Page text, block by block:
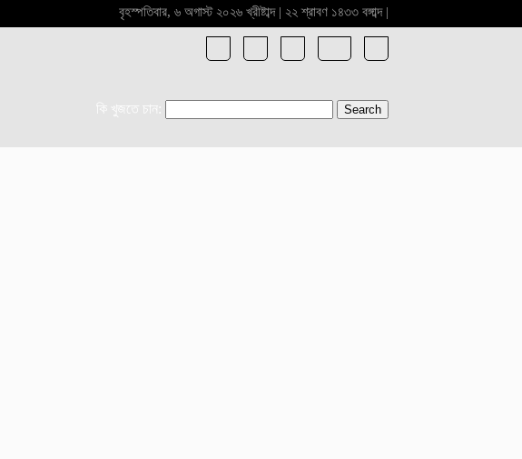
বৃহস্পতিবার, ৬ অগাস্ট ২০২৬ খ্রীষ্টাব্দ | ২২ শ্রাবণ ১৪৩৩ বঙ্গাব্দ |
কি খুজতে চান: